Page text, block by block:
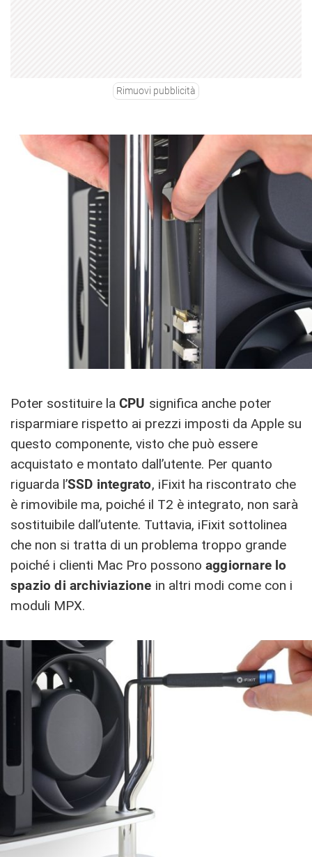
Rimuovi pubblicità
Poter sostituire la CPU significa anche poter
risparmiare rispetto ai prezzi imposti da Apple su
questo componente, visto che può essere
acquistato e montato dall’utente. Per quanto
riguarda l’SSD integrato, iFixit ha riscontrato che
è rimovibile ma, poiché il T2 è integrato, non sarà
sostituibile dall’utente. Tuttavia, iFixit sottolinea
che non si tratta di un problema troppo grande
poiché i clienti Mac Pro possono aggiornare lo
spazio di archiviazione in altri modi come con i
moduli MPX.